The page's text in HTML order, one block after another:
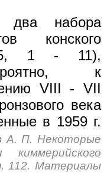
два набора
конского
5, 1 - 11),
к
VIII - VII
века
в 1959 г.
А. П. Некоторые
112. Материалы